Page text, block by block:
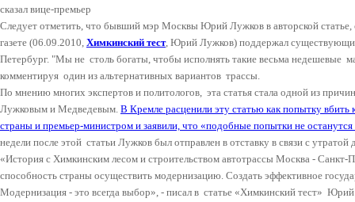
сказал вице-премьер
Следует отметить, что бывший мэр Москвы Юрий Лужков в авторской статье,
газете (06.09.2010, Химкинский тест, Юрий Лужков) поддержал
Петербург. "Мы не столь богаты, чтобы исполнять такие весьма недешевые
комментируя один из альтернативных вариантов трассы.
По мнению многих экспертов и политологов, эта статья стала одной из
Лужковым и Медведевым. В Кремле расценили эту статью как попытку
страны и премьер-министром и заявили, что «подобные попытки не
недели после этой статьи Лужков был отправлен в отставку в связи с утратой
«История с Химкинским лесом и строительством автотрассы Москва - Санкт-
способность страны осуществить модернизацию. Создать эффективное
Модернизация - это всегда выбор», - писал в статье «Химкинский тест»